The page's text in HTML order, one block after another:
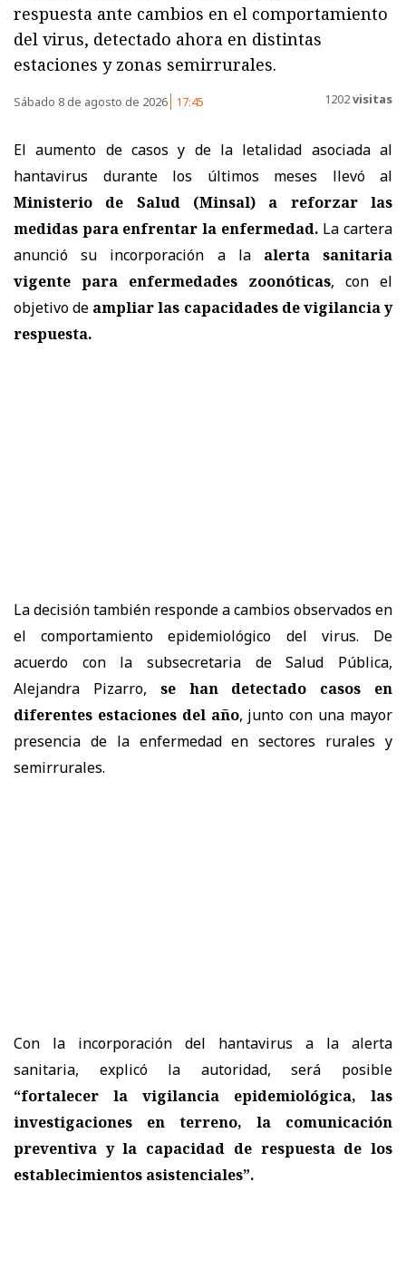
respuesta ante cambios en el comportamiento
del virus, detectado ahora en distintas
estaciones y zonas semirrurales.
Sábado 8 de agosto de 2026 17:45 1202visitas
El aumento de casos y de la letalidad asociada al
hantavirus durante los últimos meses llevó al
Ministerio de Salud (Minsal) a reforzar las
medidas para enfrentar la enfermedad. La cartera
anunció su incorporación a la alerta sanitaria
vigente para enfermedades zoonóticas, con el
objetivo de ampliar las capacidades de vigilancia y
respuesta.
La decisión también responde a cambios observados en
el comportamiento epidemiológico del virus. De
acuerdo con la subsecretaria de Salud Pública,
Alejandra Pizarro, se han detectado casos en
diferentes estaciones del año, junto con una mayor
presencia de la enfermedad en sectores rurales y
semirrurales.
Con la incorporación del hantavirus a la alerta
sanitaria, explicó la autoridad, será posible
“fortalecer la vigilancia epidemiológica, las
investigaciones en terreno, la comunicación
preventiva y la capacidad de respuesta de los
establecimientos asistenciales”.